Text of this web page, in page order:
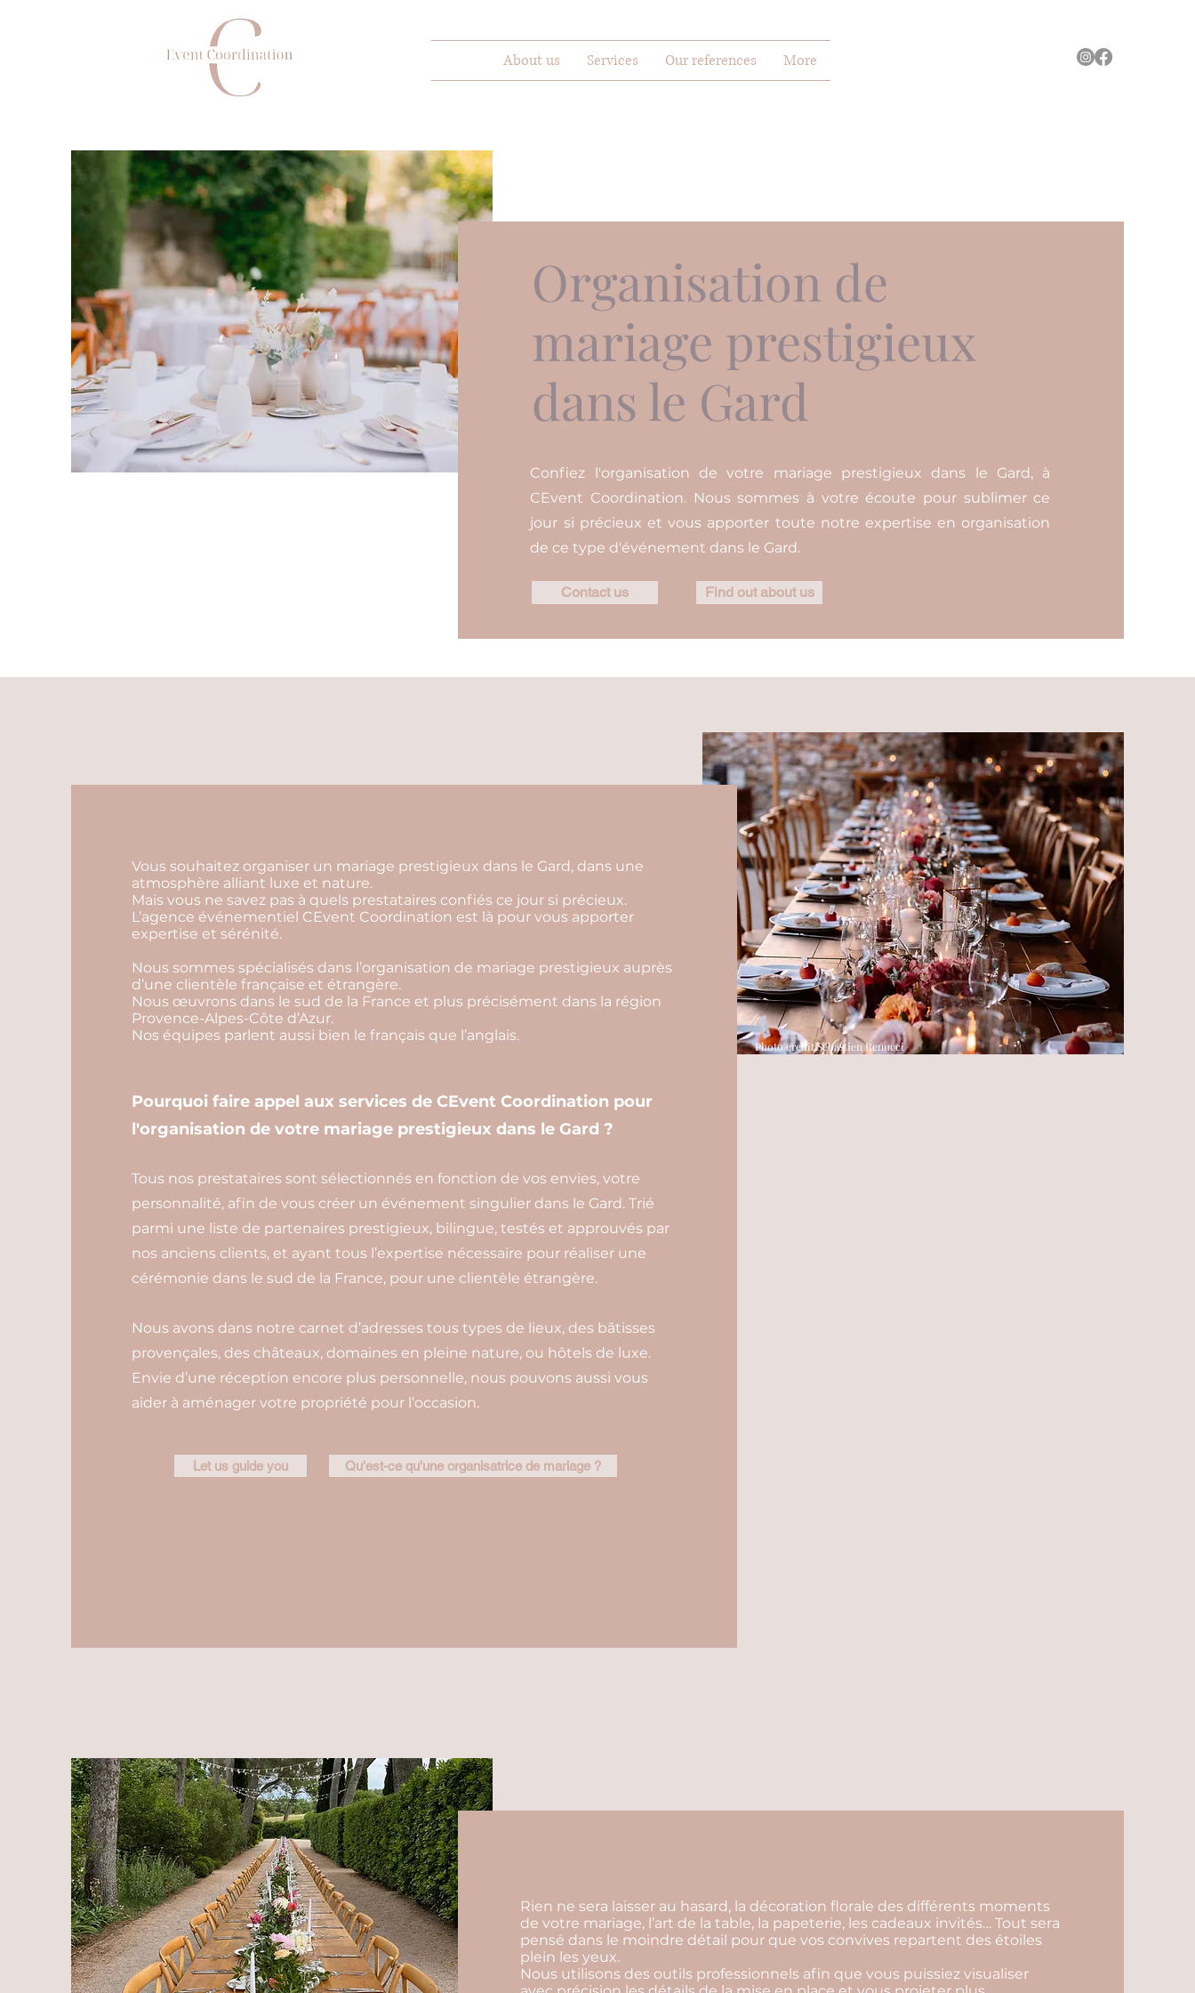
About us Services Our references More
Organisation de
mariage prestigieux
dans le Gard
Confiez l'organisation de votre mariage prestigieux dans le Gard, à
CEvent Coordination. Nous sommes à votre écoute pour sublimer ce
jour si précieux et vous apporter toute notre expertise en organisation
de ce type d'événement dans le Gard.
Contact us Find out about us
Vous souhaitez organiser un mariage prestigieux dans le Gard, dans une
atmosphère alliant luxe et nature.
Mais vous ne savez pas à quels prestataires confiés ce jour si précieux.
L’agence événementiel CEvent Coordination est là pour vous apporter
expertise et sérénité.
Nous sommes spécialisés dans l’organisation de mariage prestigieux auprès
d’une clientèle française et étrangère.
Nous œuvrons dans le sud de la France et plus précisément dans la région
Provence-Alpes-Côte d’Azur.
Nos équipes parlent aussi bien le français que l’anglais.
Pourquoi faire appel aux services de CEvent Coordination pour
l'organisation de votre mariage prestigieux dans le Gard ?
Tous nos prestataires sont sélectionnés en fonction de vos envies, votre
personnalité, afin de vous créer un événement singulier dans le Gard. Trié
parmi une liste de partenaires prestigieux, bilingue, testés et approuvés par
nos anciens clients, et ayant tous l’expertise nécessaire pour réaliser une
cérémonie dans le sud de la France, pour une clientèle étrangère.
Nous avons dans notre carnet d’adresses tous types de lieux, des bâtisses
provençales, des châteaux, domaines en pleine nature, ou hôtels de luxe.
Envie d’une réception encore plus personnelle, nous pouvons aussi vous
aider à aménager votre propriété pour l’occasion.
Let us guide you Qu'est-ce qu'une organisatrice de mariage ?
Photo credit Sébastien Renucci
Rien ne sera laisser au hasard, la décoration florale des différents moments
de votre mariage, l’art de la table, la papeterie, les cadeaux invités… Tout sera
pensé dans le moindre détail pour que vos convives repartent des étoiles
plein les yeux.
Nous utilisons des outils professionnels afin que vous puissiez visualiser